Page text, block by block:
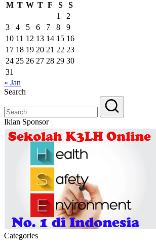
M T W T F S
S
1
2
3
4 5 6 7 8
9
10 11 12 13 14 15 16
17 18 19 20 21 22 23
24 25 26 27 28 29 30
31
« Jan
Search
Iklan Sponsor
Categories